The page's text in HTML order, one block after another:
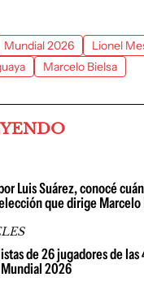
Mundial 2026 Lionel
Marcelo Bielsa
Luis Suárez, conocé
que dirige Marcelo
de 26 jugadores de
2026